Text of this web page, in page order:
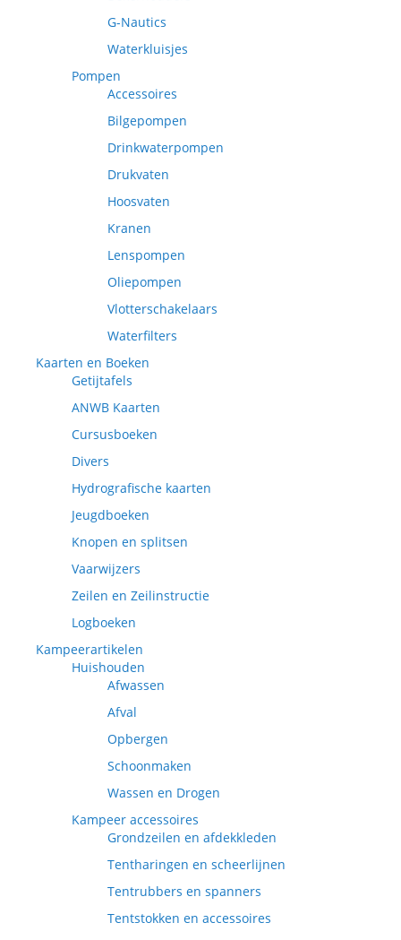
G-Nautics
Waterkluisjes
Pompen
Accessoires
Bilgepompen
Drinkwaterpompen
Drukvaten
Hoosvaten
Kranen
Lenspompen
Oliepompen
Vlotterschakelaars
Waterfilters
Kaarten en Boeken
Getijtafels
ANWB Kaarten
Cursusboeken
Divers
Hydrografische kaarten
Jeugdboeken
Knopen en splitsen
Vaarwijzers
Zeilen en Zeilinstructie
Logboeken
Kampeerartikelen
Huishouden
Afwassen
Afval
Opbergen
Schoonmaken
Wassen en Drogen
Kampeer accessoires
Grondzeilen en afdekkleden
Tentharingen en scheerlijnen
Tentrubbers en spanners
Tentstokken en accessoires